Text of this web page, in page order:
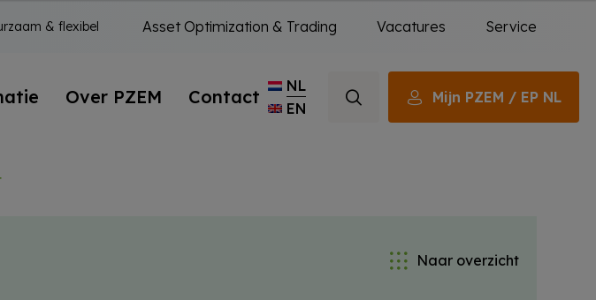
& flexibel Asset Optimization & Trading Vacatures Service
Over PZEM Contact
NL
EN
Mijn PZEM / EP NL
Naar overzicht